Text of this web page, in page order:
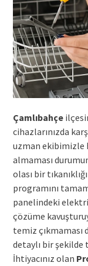
Çamlıbahçe
cihazlarınızda
uzman ekibimizle
almaması
olası bir
programını
panelindeki
çözüme
temiz
detaylı bir
İhtiyacınız olan